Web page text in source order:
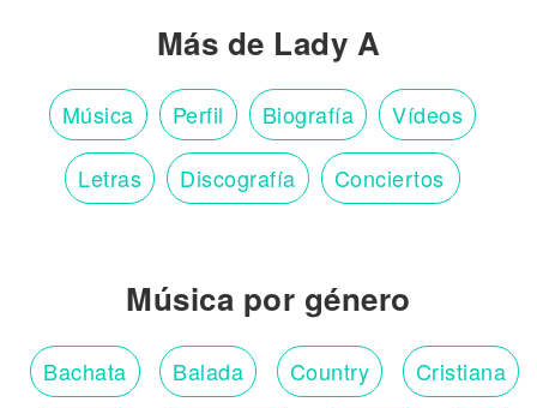
Más de Lady A
Música Perfil Biografía Vídeos
Letras Discografía Conciertos
Música por género
Bachata Balada Country Cristiana